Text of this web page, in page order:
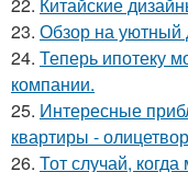
23. Обзор на уютный
24. Теперь ипотеку
компании.
25. Интересные
квартиры -
26. Тот случай,